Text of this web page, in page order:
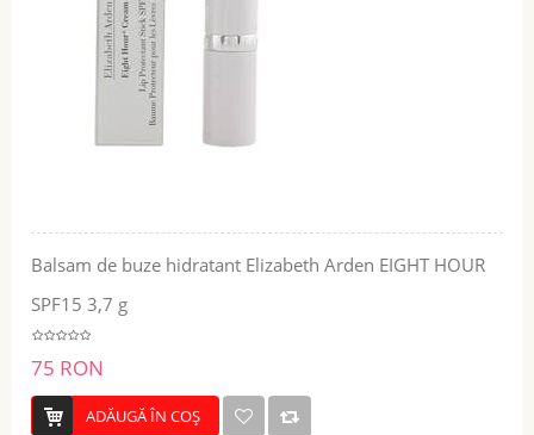
Balsam de buze hidratant Elizabeth Arden EIGHT HOUR
SPF15 3,7 g
75 RON
ADĂUGĂ ÎN COŞ